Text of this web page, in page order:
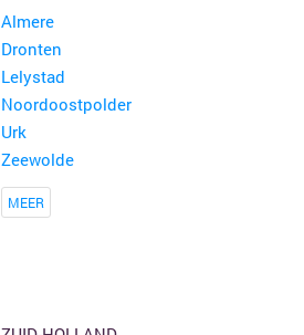
Almere
Dronten
Lelystad
Noordoostpolder
Urk
Zeewolde
MEER